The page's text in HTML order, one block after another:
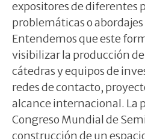
expositores de diferentes
problemáticas o
Entendemos que este
visibilizar la producción
cátedras y equipos de
redes de contacto,
alcance internacional. La
Congreso Mundial de
construcción de un